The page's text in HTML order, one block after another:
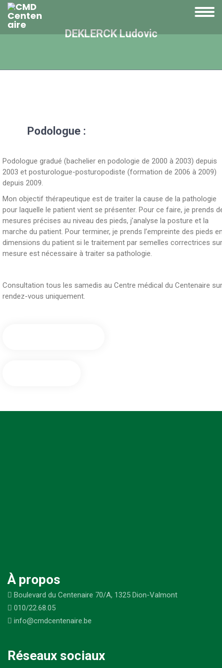
DEKLERCK Ludovic
Podologue :
Podologue gradué (bachelier en podologie de 2000 à 2003) depuis
2003 et posturologue-posturopodiste (formation de 2006 à 2009)
depuis 2009.
Mon objectif thérapeutique est de traiter la cause de la pathologie
pour laquelle le patient vient se présenter. Pour ce faire, je prends
mesures précises au niveau des pieds, j’analyse la posture et la
marche du patient. Pour terminer, je prends l’empreinte des pieds
dimensions du patient si le traitement par semelles correctrices sur
mesure est nécessaire à traiter sa pathologie.
Consultation tous les samedis au Centre médical du Centenaire sur
rendez-vous uniquement.
À propos
Boulevard du Centenaire 70/A, 1325 Dion-Valmont
010/22.68.05
info@cmdcentenaire.be
Réseaux sociaux